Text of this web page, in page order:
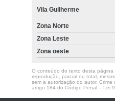
Vila Guilherme
Zona Norte
Zona Leste
Zona oeste
O conteúdo do texto desta página
reprodução, parcial ou total,
sem a autorização do autor.
artigo 184 do Código Penal – Lei